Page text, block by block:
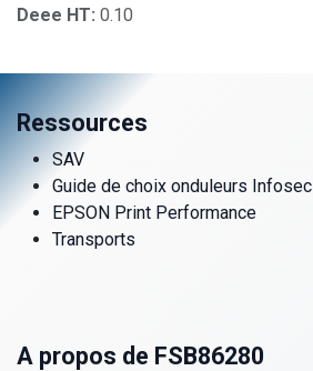
Deee HT: 0.10
Ressources
SAV
Guide de choix onduleurs Infosec
EPSON Print Performance
Transports
A propos de FSB86280